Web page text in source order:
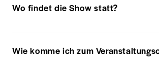
Wo findet die Show statt?
Wie komme ich zum